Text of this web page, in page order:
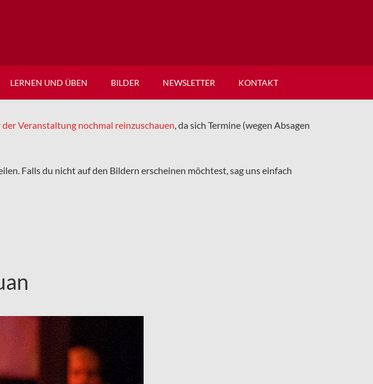
LERNEN UND ÜBEN BILDER NEWSLETTER KONTAKT
der Veranstaltung nochmal reinzuschauen, da sich Termine (wegen Absagen
Falls du nicht auf den Bildern erscheinen möchtest, sag uns einfach